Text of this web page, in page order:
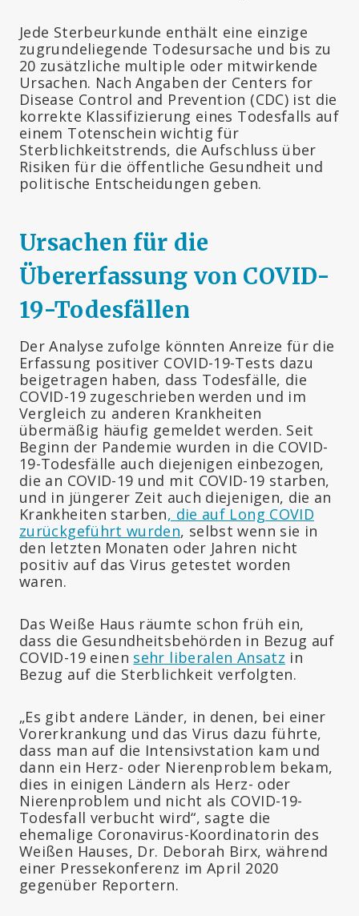
Jede Sterbeurkunde enthält eine einzige
zugrundeliegende Todesursache und bis zu
20 zusätzliche multiple oder mitwirkende
Ursachen. Nach Angaben der Centers for
Disease Control and Prevention (CDC) ist die
korrekte Klassifizierung eines Todesfalls auf
einem Totenschein wichtig für
Sterblichkeitstrends, die Aufschluss über
Risiken für die öffentliche Gesundheit und
politische Entscheidungen geben.
Ursachen für die
Übererfassung von COVID-
19-Todesfällen
Der Analyse zufolge könnten Anreize für die
Erfassung positiver COVID-19-Tests dazu
beigetragen haben, dass Todesfälle, die
COVID-19 zugeschrieben werden und im
Vergleich zu anderen Krankheiten
übermäßig häufig gemeldet werden. Seit
Beginn der Pandemie wurden in die COVID-
19-Todesfälle auch diejenigen einbezogen,
die an COVID-19 und mit COVID-19 starben,
und in jüngerer Zeit auch diejenigen, die an
Krankheiten starben, die auf Long COVID
zurückgeführt wurden, selbst wenn sie in
den letzten Monaten oder Jahren nicht
positiv auf das Virus getestet worden
waren.
Das Weiße Haus räumte schon früh ein,
dass die Gesundheitsbehörden in Bezug auf
COVID-19 einen sehr liberalen Ansatz in
Bezug auf die Sterblichkeit verfolgten.
„Es gibt andere Länder, in denen, bei einer
Vorerkrankung und das Virus dazu führte,
dass man auf die Intensivstation kam und
dann ein Herz- oder Nierenproblem bekam,
dies in einigen Ländern als Herz- oder
Nierenproblem und nicht als COVID-19-
Todesfall verbucht wird“, sagte die
ehemalige Coronavirus-Koordinatorin des
Weißen Hauses, Dr. Deborah Birx, während
einer Pressekonferenz im April 2020
gegenüber Reportern.